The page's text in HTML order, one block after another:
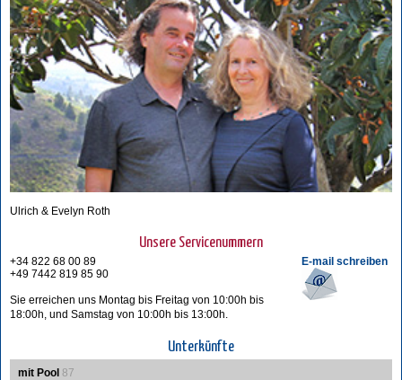
Ulrich & Evelyn Roth
Unsere Servicenummern
E-mail schreiben
+34 822 68 00 89
+49 7442 819 85 90
Sie erreichen uns Montag bis Freitag von 10:00h bis
18:00h, und Samstag von 10:00h bis 13:00h.
Unterkünfte
mit Pool 87